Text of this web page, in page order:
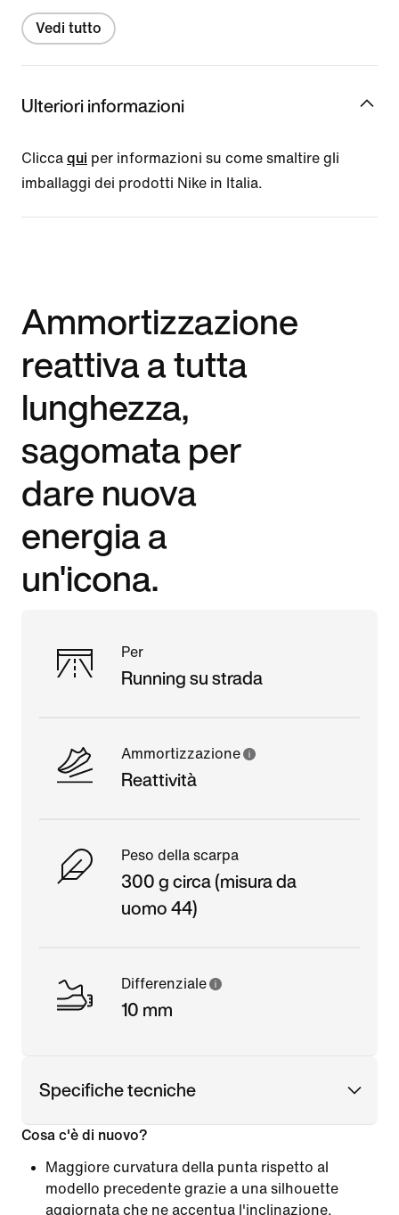
Vedi tutto
Ulteriori informazioni
Clicca qui per informazioni su come smaltire gli
imballaggi dei prodotti Nike in Italia.
Ammortizzazione
reattiva a tutta
lunghezza,
sagomata per
dare nuova
energia a
un'icona.
Per
Running su strada
Ammortizzazione
Reattività
Peso della scarpa
300 g circa (misura da
uomo 44)
Differenziale
10 mm
Specifiche tecniche
Cosa c'è di nuovo?
Maggiore curvatura della punta rispetto al
modello precedente grazie a una silhouette
aggiornata che ne accentua l'inclinazione.